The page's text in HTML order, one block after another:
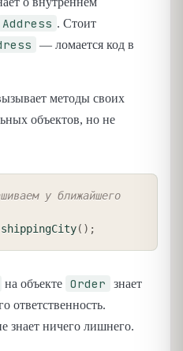
Address . Стоит
— ломается код в
методы своих
объектов, но не
у ближайшего
shippingCity( ) ;
на объекте Order
знает
ответственность.
знает ничего лишнего.